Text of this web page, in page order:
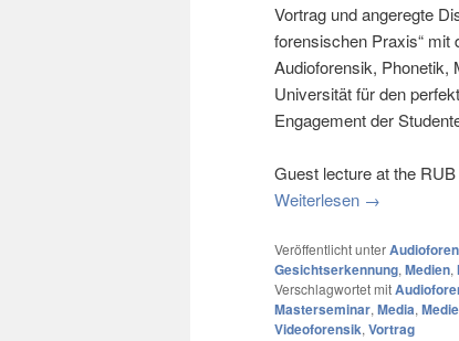
Vortrag und angeregte
forensischen Praxis“ mit
Audioforensik, Phonetik,
Universität für den
Engagement der
Guest lecture at the
Weiterlesen →
Veröffentlicht unter
Gesichtserkennung, Medien,
Verschlagwortet mit
Masterseminar, Media,
Videoforensik, Vortrag